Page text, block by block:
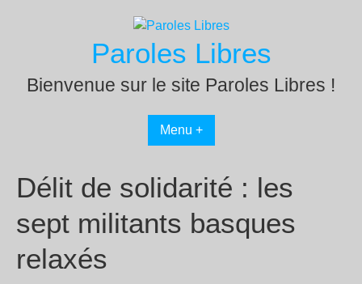
Paroles Libres
Bienvenue sur le site Paroles Libres !
Menu +
Délit de solidarité : les
sept militants basques
relaxés